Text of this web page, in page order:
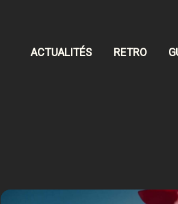
ACTUALITÉS RETRO